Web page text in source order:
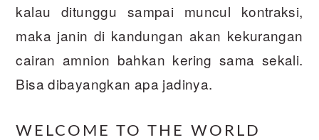
kalau ditunggu sampai muncul kontraksi,
maka janin di kandungan akan kekurangan
cairan amnion bahkan kering sama sekali.
Bisa dibayangkan apa jadinya.
WELCOME TO THE WORLD